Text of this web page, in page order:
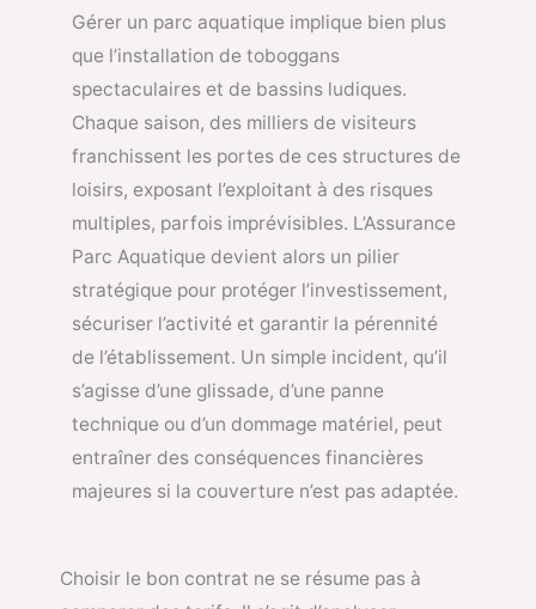
Gérer un parc aquatique implique bien plus
que l’installation de toboggans
spectaculaires et de bassins ludiques.
Chaque saison, des milliers de visiteurs
franchissent les portes de ces structures de
loisirs, exposant l’exploitant à des risques
multiples, parfois imprévisibles. L’Assurance
Parc Aquatique devient alors un pilier
stratégique pour protéger l’investissement,
sécuriser l’activité et garantir la pérennité
de l’établissement. Un simple incident, qu’il
s’agisse d’une glissade, d’une panne
technique ou d’un dommage matériel, peut
entraîner des conséquences financières
majeures si la couverture n’est pas adaptée.
Choisir le bon contrat ne se résume pas à